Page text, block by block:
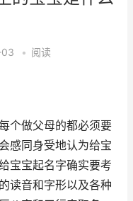
• 阅读
个做父母的都必须要
感同身受地认为给宝
宝宝起名字确实要考
读音和字形以及各种